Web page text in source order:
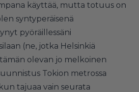
käyttää, mutta totuus on
syntyperäisenä
pyöräillessäni
(ne, jotka Helsinkiä
olevan jo melkoinen
Tokion metrossa
tajuaa vain seurata